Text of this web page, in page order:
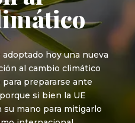
hoy una nueva
al cambio climático
prepararse ante
si bien la UE
su mano para mitigarlo